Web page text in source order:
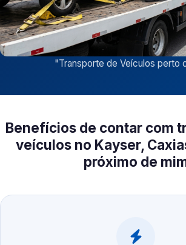
"Transporte de Veículos perto
Benefícios de contar com
veículos no Kayser,
próximo de